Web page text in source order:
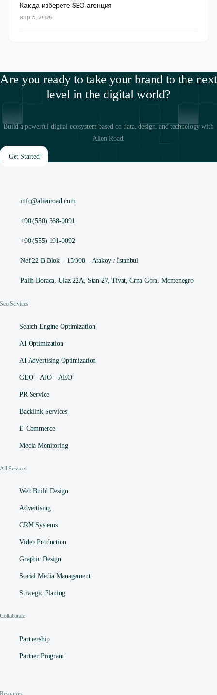
Как да изберете SEO агенция
апр. 5, 2026
Are you ready to take your brand to the next
level in the digital world?
Build a powerful digital ecosystem based on data, design, and technology with
Alien Road.
Get Started
info@alienroad.com
+90 (530) 368-0091
+90 (555) 191-0092
Nef 22 B Blok – 15/308 – Ataköy / İstanbul
Palih Boraca, Ulaz 22A, Stan 27, Tivat, Crna Gora, Montenegro
Seo Services
Search Engine Optimization
AI Optimization
AI Advertising Optimization
GEO – AIO – AEO
PR Service
Backlink Services
E-Commerce
Media Monitoring
All Services
Web Build Design
Advertising
CRM Systems
Video Production
Graphic Design
Social Media Management​
Strategic Planing
Collaborate
Partnership
Partner Program